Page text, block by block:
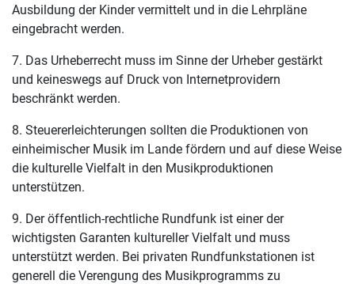
Ausbildung der Kinder vermittelt und in die Lehrpläne
eingebracht werden.
7. Das Urheberrecht muss im Sinne der Urheber gestärkt
und keineswegs auf Druck von Internetprovidern
beschränkt werden.
8. Steuererleichterungen sollten die Produktionen von
einheimischer Musik im Lande fördern und auf diese Weise
die kulturelle Vielfalt in den Musikproduktionen
unterstützen.
9. Der öffentlich-rechtliche Rundfunk ist einer der
wichtigsten Garanten kultureller Vielfalt und muss
unterstützt werden. Bei privaten Rundfunkstationen ist
generell die Verengung des Musikprogramms zu